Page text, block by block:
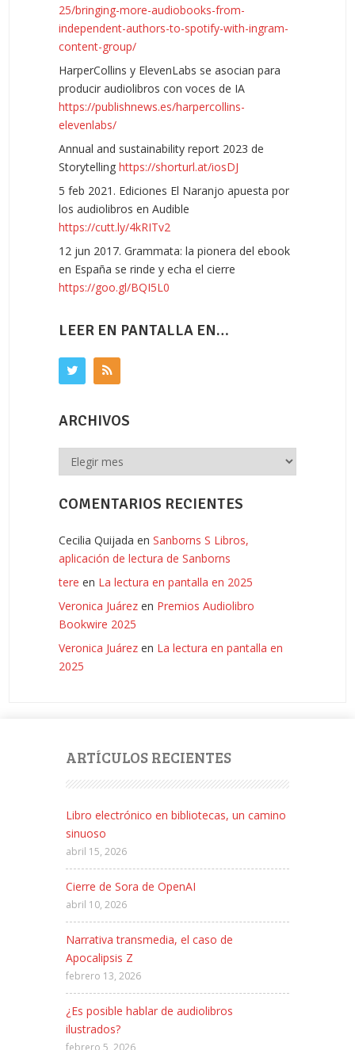
25/bringing-more-audiobooks-from-
independent-authors-to-spotify-with-ingram-
content-group/
HarperCollins y ElevenLabs se asocian para
producir audiolibros con voces de IA
https://publishnews.es/harpercollins-
elevenlabs/
Annual and sustainability report 2023 de
Storytelling https://shorturl.at/iosDJ
5 feb 2021. Ediciones El Naranjo apuesta por
los audiolibros en Audible
https://cutt.ly/4kRITv2
12 jun 2017. Grammata: la pionera del ebook
en España se rinde y echa el cierre
https://goo.gl/BQI5L0
LEER EN PANTALLA EN…
ARCHIVOS
Archivos
COMENTARIOS RECIENTES
Cecilia Quijada en Sanborns S Libros,
aplicación de lectura de Sanborns
tere en La lectura en pantalla en 2025
Veronica Juárez en Premios Audiolibro
Bookwire 2025
Veronica Juárez en La lectura en pantalla en
2025
ARTÍCULOS RECIENTES
Libro electrónico en bibliotecas, un camino
sinuoso
abril 15, 2026
Cierre de Sora de OpenAI
abril 10, 2026
Narrativa transmedia, el caso de
Apocalipsis Z
febrero 13, 2026
¿Es posible hablar de audiolibros
ilustrados?
febrero 5, 2026